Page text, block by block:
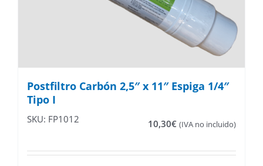
Postfiltro Carbón 2,5″ x 11″ Espiga 1/4″
Tipo I
SKU: FP1012 10,30€ (IVA no incluido)